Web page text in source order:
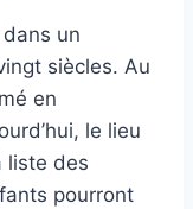
un
siècles. Au
en
le lieu
liste des
pourront